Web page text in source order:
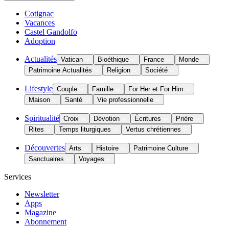
Cotignac
Vacances
Castel Gandolfo
Adoption
Actualités Vatican Bioéthique France
Monde
Patrimoine Actualités
Religion Société
Lifestyle Couple Famille
For Her et For Him
Maison
Santé Vie professionnelle
Spiritualité Croix Dévotion Écritures
Prière
Rites
Temps liturgiques Vertus chrétiennes
Découvertes Arts Histoire
Patrimoine Culture
Sanctuaires
Voyages
Services
Newsletter
Apps
Magazine
Abonnement